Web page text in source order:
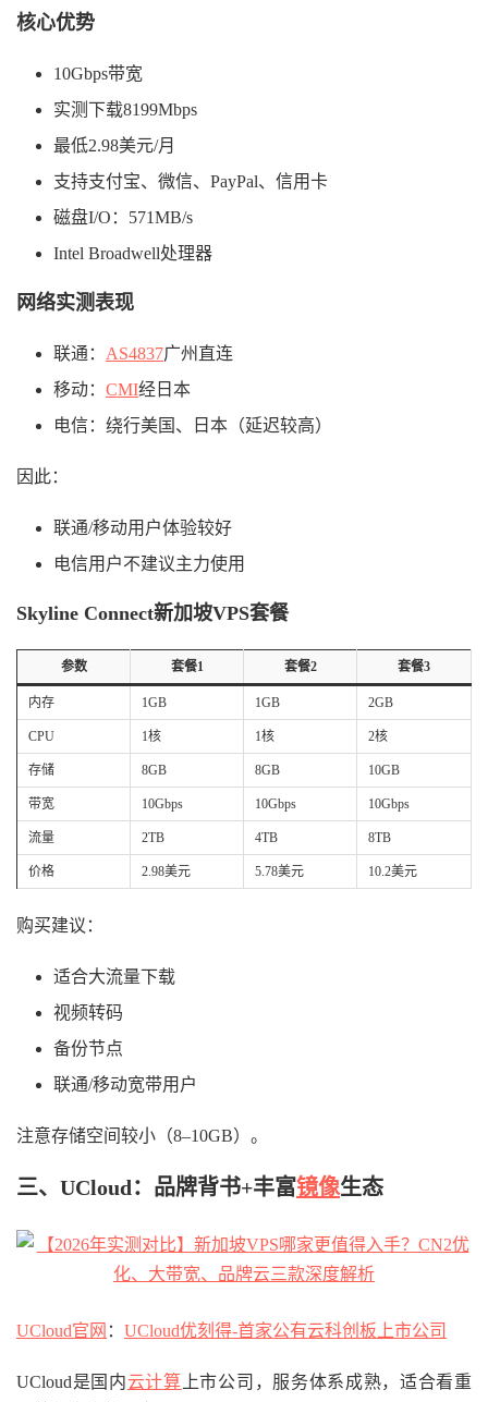
核心优势
10Gbps带宽
实测下载8199Mbps
最低2.98美元/月
支持支付宝、微信、PayPal、信用卡
磁盘I/O：571MB/s
Intel Broadwell处理器
网络实测表现
联通： AS4837广州直连
移动： CMI经日本
电信：绕行美国、日本（延迟较高）
因此：
联通/移动用户体验较好
电信用户不建议主力使用
Skyline Connect新加坡VPS套餐
参数 套餐1 套餐2 套餐3
内存 1GB 1GB 2GB
CPU 1核 1核 2核
存储 8GB 8GB 10GB
带宽 10Gbps 10Gbps 10Gbps
流量 2TB 4TB 8TB
价格 2.98美元 5.78美元 10.2美元
购买建议：
适合大流量下载
视频转码
备份节点
联通/移动宽带用户
注意存储空间较小（8–10GB）。
三、UCloud：品牌背书+丰富镜像生态
UCloud官网 ： UCloud优刻得-首家公有云科创板上市公司
UCloud是国内云计算 上市公司，服务体系成熟，适合看重